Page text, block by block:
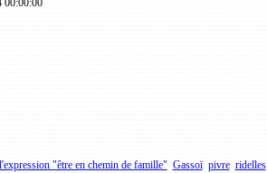
00:00:00
"être en chemin de famille" Gassoï pivre ridelles